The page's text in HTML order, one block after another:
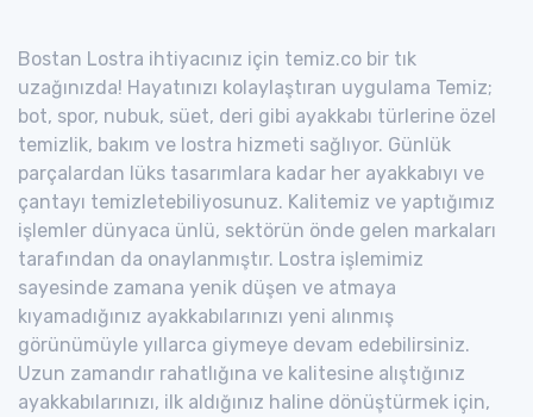
Bostan Lostra ihtiyacınız için temiz.co bir tık
uzağınızda! Hayatınızı kolaylaştıran uygulama Temiz;
bot, spor, nubuk, süet, deri gibi ayakkabı türlerine özel
temizlik, bakım ve lostra hizmeti sağlıyor. Günlük
parçalardan lüks tasarımlara kadar her ayakkabıyı ve
çantayı temizletebiliyosunuz. Kalitemiz ve yaptığımız
işlemler dünyaca ünlü, sektörün önde gelen markaları
tarafından da onaylanmıştır. Lostra işlemimiz
sayesinde zamana yenik düşen ve atmaya
kıyamadığınız ayakkabılarınızı yeni alınmış
görünümüyle yıllarca giymeye devam edebilirsiniz.
Uzun zamandır rahatlığına ve kalitesine alıştığınız
ayakkabılarınızı, ilk aldığınız haline dönüştürmek için,